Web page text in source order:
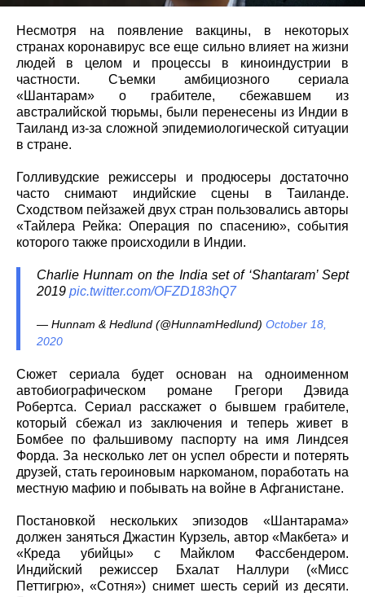
Несмотря на появление вакцины, в некоторых
странах коронавирус все еще сильно влияет на жизни
людей в целом и процессы в киноиндустрии в
частности. Съемки амбициозного сериала
«Шантарам» о грабителе, сбежавшем из
австралийской тюрьмы, были перенесены из Индии в
Таиланд из-за сложной эпидемиологической ситуации
в стране.
Голливудские режиссеры и продюсеры достаточно
часто снимают индийские сцены в Таиланде.
Сходством пейзажей двух стран пользовались авторы
«Тайлера Рейка: Операция по спасению», события
которого также происходили в Индии.
Charlie Hunnam on the India set of ‘Shantaram’ Sept
2019 pic.twitter.com/OFZD183hQ7
— Hunnam & Hedlund (@HunnamHedlund) October 18,
2020
Сюжет сериала будет основан на одноименном
автобиографическом романе Грегори Дэвида
Робертса. Сериал расскажет о бывшем грабителе,
который сбежал из заключения и теперь живет в
Бомбее по фальшивому паспорту на имя Линдсея
Форда. За несколько лет он успел обрести и потерять
друзей, стать героиновым наркоманом, поработать на
местную мафию и побывать на войне в Афганистане.
Постановкой нескольких эпизодов «Шантарама»
должен заняться Джастин Курзель, автор «Макбета» и
«Креда убийцы» с Майклом Фассбендером.
Индийский режиссер Бхалат Наллури («Мисс
Петтигрю», «Сотня») снимет шесть серий из десяти.